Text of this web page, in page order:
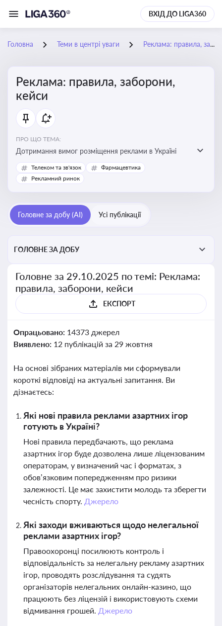
ВХІД ДО LIGA360
Головна Теми в центрі уваги Реклама: правила, заборони, кейси
Реклама: правила, заборони,
кейси
ПРО ЩО ТЕМА:
Дотримання вимог розміщення реклами в Україні
Телеком та зв'язок
Фармацевтика
Рекламний ринок
Головне за добу (AI) Усі публікації
ГОЛОВНЕ ЗА ДОБУ
Головне за 29.10.2025 по темі: Реклама:
правила, заборони, кейси
ЕКСПОРТ
Опрацьовано: 14373 джерел
Виявлено: 12 публікацій за 29 жовтня
На основі зібраних матеріалів ми сформували
короткі відповіді на актуальні запитання. Ви
дізнаєтесь:
Які нові правила реклами азартних ігор
готують в Україні?
Нові правила передбачають, що реклама
азартних ігор буде дозволена лише ліцензованим
операторам, у визначений час і форматах, з
обов’язковим попередженням про ризики
залежності. Це має захистити молодь та зберегти
чесність спорту. Джерело
Які заходи вживаються щодо нелегальної
реклами азартних ігор?
Правоохоронці посилюють контроль і
відповідальність за нелегальну рекламу азартних
ігор, проводять розслідування та судять
організаторів нелегальних онлайн-казино, що
працюють без ліцензій і використовують схеми
відмивання грошей. Джерело